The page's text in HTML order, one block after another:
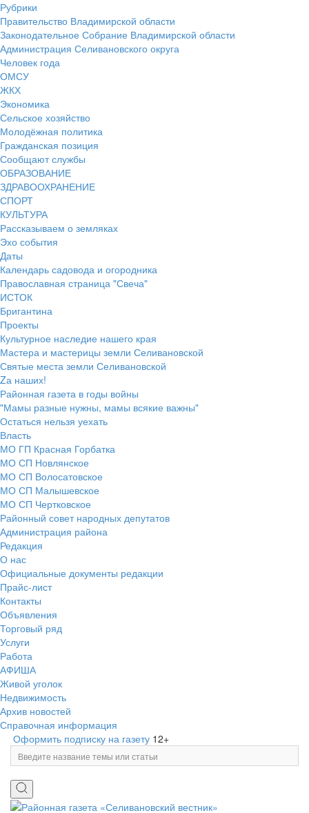
Рубрики
Правительство Владимирской области
Законодательное Собрание Владимирской области
Администрация Селивановского округа
Человек года
ОМСУ
ЖКХ
Экономика
Сельское хозяйство
Молодёжная политика
Гражданская позиция
Сообщают службы
ОБРАЗОВАНИЕ
ЗДРАВООХРАНЕНИЕ
СПОРТ
КУЛЬТУРА
Рассказываем о земляках
Эхо события
Даты
Календарь садовода и огородника
Православная страница "Свеча"
ИСТОК
Бригантина
Проекты
Культурное наследие нашего края
Мастера и мастерицы земли Селивановской
Святые места земли Селивановской
Zа наших!
Районная газета в годы войны
"Мамы разные нужны, мамы всякие важны"
Остаться нельзя уехать
Власть
МО ГП Красная Горбатка
МО СП Новлянское
МО СП Волосатовское
МО СП Малышевское
МО СП Чертковское
Районный совет народных депутатов
Администрация района
Редакция
О нас
Официальные документы редакции
Прайс-лист
Контакты
Объявления
Торговый ряд
Услуги
Работа
АФИША
Живой уголок
Недвижимость
Архив новостей
Справочная информация
Оформить подписку на газету 12+